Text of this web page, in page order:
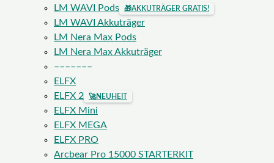
LM WAVI Pods
🎁AKKUTRÄGER GRATIS!
LM WAVI Akkuträger
LM Nera Max Pods
LM Nera Max Akkuträger
–––––––
ELFX
ELFX 2
🚀NEUHEIT
ELFX Mini
ELFX MEGA
ELFX PRO
Arcbear Pro 15000 STARTERKIT